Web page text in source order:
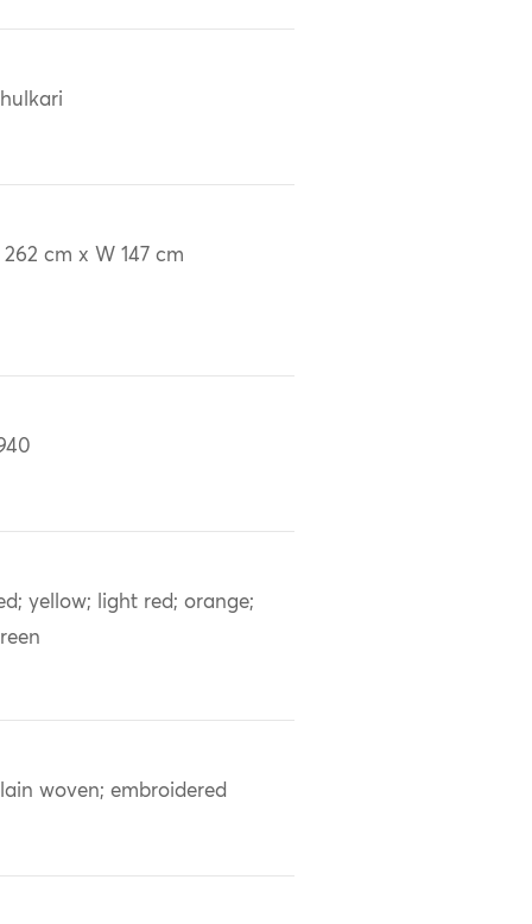
262 cm x W 147 cm
yellow; light red; orange;
woven; embroidered